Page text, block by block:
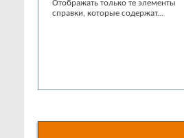
Отображать только те элементы
справки, которые содержат...